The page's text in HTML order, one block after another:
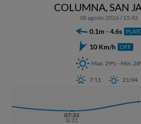
COLUMNA, SAN
08 agosto 2026 / 15:42
0.1m - 4.6s
10 Km/h OFF
Max. 29ºc - Min.
7:11 21:04
07:33
0.31